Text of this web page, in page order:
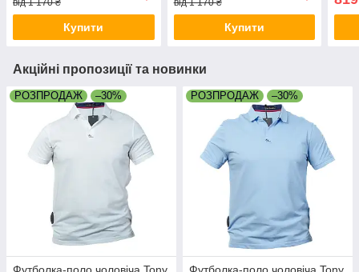
від 1 170 ₴
Купити
від 1 170 ₴
Купити
Акційні пропозиції та новинки
РОЗПРОДАЖ –30% РОЗПРОДАЖ –30%